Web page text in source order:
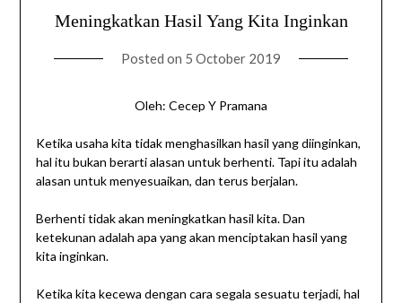
Meningkatkan Hasil Yang Kita Inginkan
Posted on 5 October 2019
Oleh: Cecep Y Pramana
Ketika usaha kita tidak menghasilkan hasil yang diinginkan,
hal itu bukan berarti alasan untuk berhenti. Tapi itu adalah
alasan untuk menyesuaikan, dan terus berjalan.
Berhenti tidak akan meningkatkan hasil kita. Dan
ketekunan adalah apa yang akan menciptakan hasil yang
kita inginkan.
Ketika kita kecewa dengan cara segala sesuatu terjadi, hal